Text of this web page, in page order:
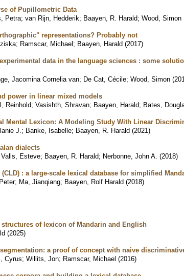
of Pupillometric Data
Petra; van Rijn, Hedderik; Baayen, R. Harald; Wood, Simon
representations? Probably not
; Ramscar, Michael; Baayen, Harald (2017)
data in the language sciences : some
Jacomina Cornelia van; De Cat, Cécile; Wood, Simon (
power in linear mixed models
Reinhold; Vasishth, Shravan; Baayen, Harald; Bates,
Mental Lexicon: A Modeling Study With Linear
J. ; Banke, Isabelle; Baayen, R. Harald (2021)
dialects
Valls, Esteve; Baayen, R. Harald; Nerbonne, John A. (2018)
: a large-scale lexical database for simplified
; Ma, Jianqiang; Baayen, Rolf Harald (2018)
of lexicon of Mandarin and English
(2025)
a proof of concept with naive
Cyrus; Willits, Jon; Ramscar, Michael (2016)